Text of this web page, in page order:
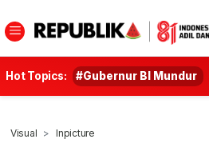
Hot Topics: #Gubernur BI Mundur
Visual Inpicture